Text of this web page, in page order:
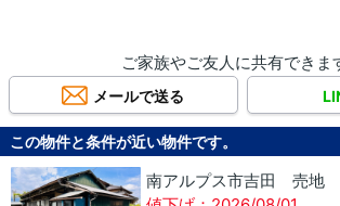
ご家族やご友人に共有できま
メールで送る
この物件と条件が近い物件です。
南アルプス市吉田 売地